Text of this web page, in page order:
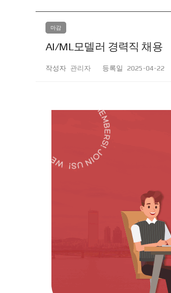
마감
AI/ML모델러 경력직 채용
작성자 관리자 등록일 2025-04-22